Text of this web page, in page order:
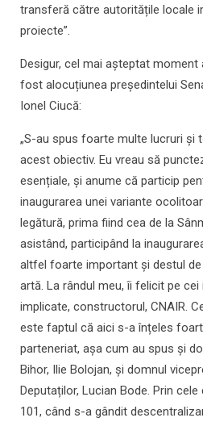
transferă către autoritățile locale
proiecte”.
Desigur, cel mai așteptat
fost alocuțiunea președintelui
Ionel Ciucă:
„S-au spus foarte multe lucruri și
acest obiectiv. Eu vreau să
esențiale, și anume că particip
inaugurarea unei variante
legătură, prima fiind cea de la
asistând, participând la
altfel foarte important și destul
artă. La rândul meu, îi felicit pe
implicate, constructorul, CNAIR.
este faptul că aici s-a înțeles
parteneriat, așa cum au spus și
Bihor, Ilie Bolojan, și domnul
Deputaților, Lucian Bode. Prin
101, când s-a gândit